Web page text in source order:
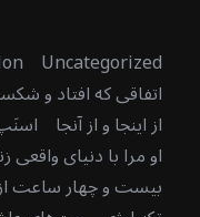
Uncategorized
اتفاقی که افتاد و
از اینجا و از آنجا
او مرا با دنیای
بیست و چهار ساعت